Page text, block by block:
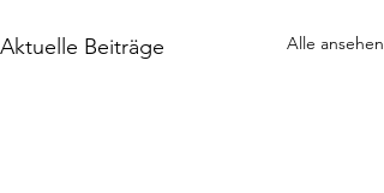
Aktuelle Beiträge Alle ansehen